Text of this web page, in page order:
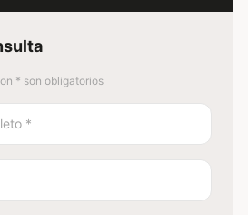
* son obligatorios